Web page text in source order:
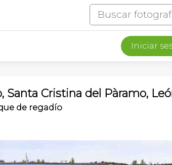
Iniciar
Santa Cristina del Pàramo,
de regadío